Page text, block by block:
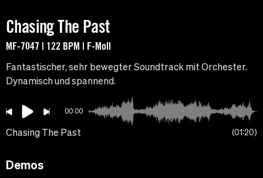
Chasing The Past
MF-7047 | 122 BPM | F-Moll
Fantastischer, sehr bewegter Soundtrack mit Orchester.
Dynamisch und spannend.
00:00
Chasing The Past 01:20
Demos